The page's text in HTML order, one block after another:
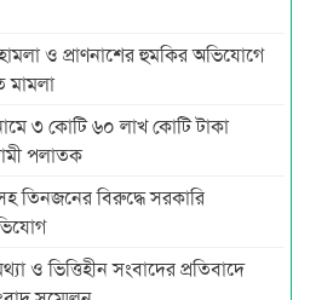
ও প্রাণনাশের হুমকির অভিযোগে
মামলা
৩ কোটি ৬০ লাখ কোটি টাকা
পলাতক
তিনজনের বিরুদ্ধে সরকারি
ও ভিত্তিহীন সংবাদের প্রতিবাদে